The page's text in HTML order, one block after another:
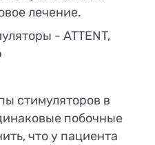
лечение.
- ATTENT,
стимуляторов в
побочные
что у пациента